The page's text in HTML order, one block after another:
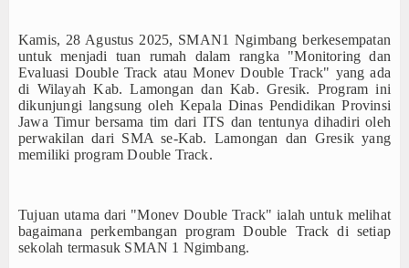
Pers Release
Feature
Lainnya
Kesehatan
Kamis, 28 Agustus 2025, SMAN1 Ngimbang berkesempatan
untuk menjadi tuan rumah dalam rangka "Monitoring dan
Evaluasi Double Track atau Monev Double Track" yang ada
di Wilayah Kab. Lamongan dan Kab. Gresik. Program ini
dikunjungi langsung oleh Kepala Dinas Pendidikan Provinsi
Jawa Timur bersama tim dari ITS dan tentunya dihadiri oleh
perwakilan dari SMA se-Kab. Lamongan dan Gresik yang
memiliki program Double Track.
Tujuan utama dari "Monev Double Track" ialah untuk melihat
bagaimana perkembangan program Double Track di setiap
sekolah termasuk SMAN 1 Ngimbang.